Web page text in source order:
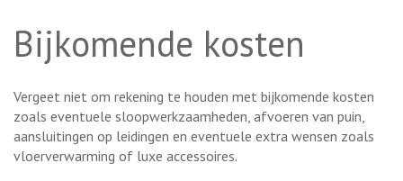
Bijkomende kosten
Vergeet niet om rekening te houden met bijkomende kosten
zoals eventuele sloopwerkzaamheden, afvoeren van puin,
aansluitingen op leidingen en eventuele extra wensen zoals
vloerverwarming of luxe accessoires.